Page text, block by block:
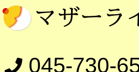
045-730-